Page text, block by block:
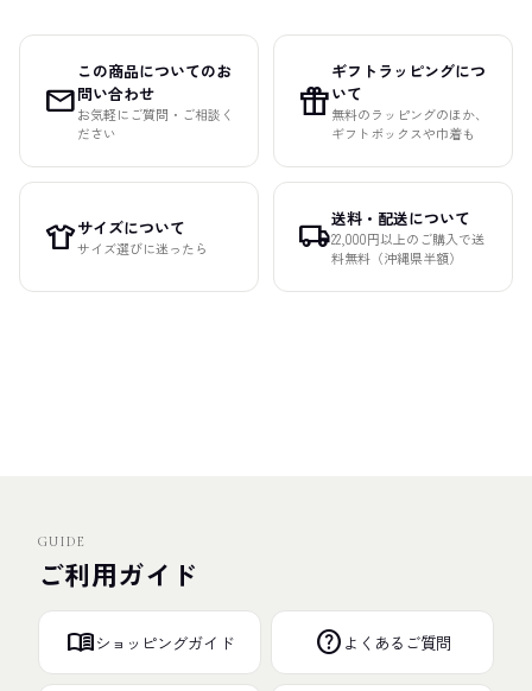
mail
この商品についてのお
問い合わせ
お気軽にご質問・ご相談く
ださい
featured_seasonal_and_gifts
ギフトラッピングにつ
いて
無料のラッピングのほか、
ギフトボックスや巾着も
apparelサイズについて
サイズ選びに迷ったら local_shipping送料・配送について
22,000円以上のご購入で送
料無料（沖縄県半額）
GUIDE
ご利用ガイド
menu_bookショッピングガイド help よくあるご質問